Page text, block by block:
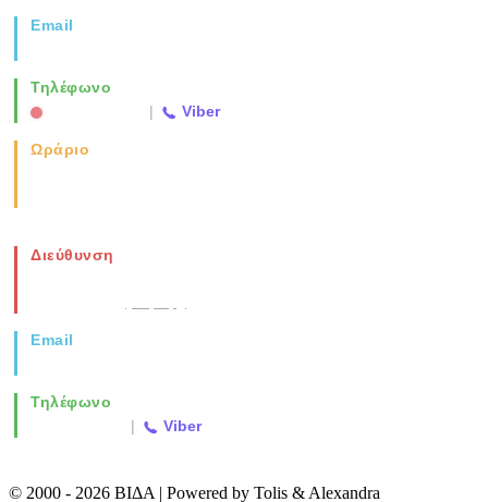
Email
Τηλέφωνο
| Viber
Ωράριο
Διεύθυνση
Email
Τηλέφωνο
| Viber
© 2000 - 2026 ΒΙΔΑ | Powered by Tolis & Alexandra